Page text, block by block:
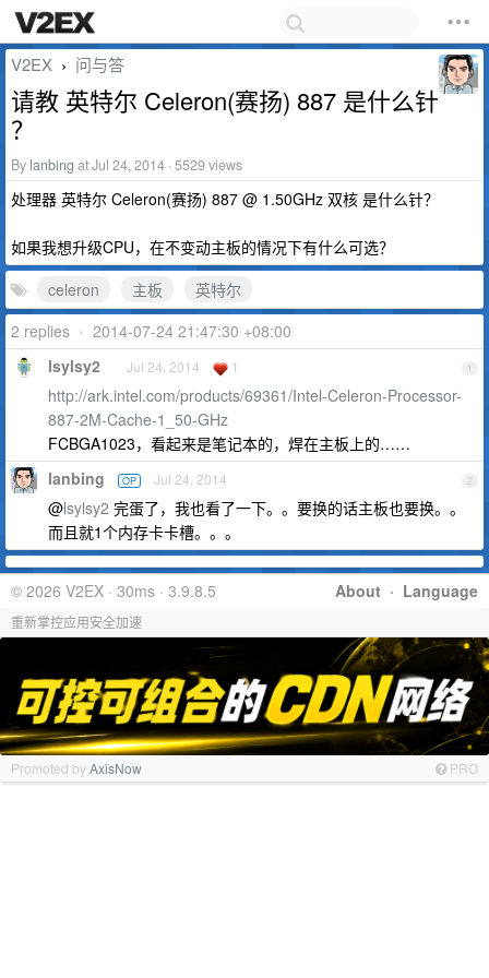
V2EX › 问与答
请教 英特尔 Celeron(赛扬) 887 是什么针
？
By lanbing at Jul 24, 2014 · 5529 views
处理器 英特尔 Celeron(赛扬) 887 @ 1.50GHz 双核 是什么针？
如果我想升级CPU，在不变动主板的情况下有什么可选？
celeron
主板
英特尔
2 replies • 2014-07-24 21:47:30 +08:00
1
lsylsy2 Jul 24, 2014 1
http://ark.intel.com/products/69361/Intel-Celeron-Processor-
887-2M-Cache-1_50-GHz
FCBGA1023，看起来是笔记本的，焊在主板上的……
2
lanbing OP Jul 24, 2014
@lsylsy2 完蛋了，我也看了一下。。要换的话主板也要换。。
而且就1个内存卡卡槽。。。
About · Language
© 2026 V2EX · 30ms · 3.9.8.5
重新掌控应用安全加速
Promoted byAxisNow PRO